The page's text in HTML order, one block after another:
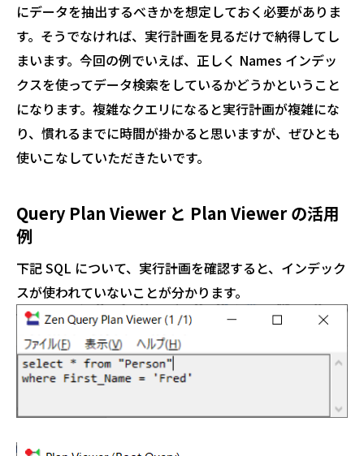
にデータを抽出するべきかを想定しておく必要がありま
す。そうでなければ、実行計画を見るだけで納得してし
まいます。今回の例でいえば、正しく Names インデッ
クスを使ってデータ検索をしているかどうかということ
になります。複雑なクエリになると実行計画が複雑にな
り、慣れるまでに時間が掛かると思いますが、ぜひとも
使いこなしていただきたいです。
Query Plan Viewer と Plan Viewer の活用
例
下記 SQL について、実行計画を確認すると、インデック
スが使われていないことが分かります。